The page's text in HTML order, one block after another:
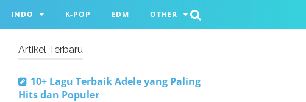
INDO K-POP EDM OTHER
Artikel Terbaru
10+ Lagu Terbaik Adele yang Paling
Hits dan Populer